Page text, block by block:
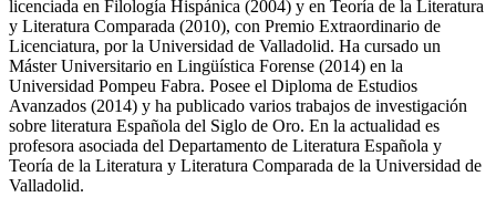
licenciada en Filología Hispánica (2004) y en Teoría de la Literatura
y Literatura Comparada (2010), con Premio Extraordinario de
Licenciatura, por la Universidad de Valladolid. Ha cursado un
Máster Universitario en Lingüística Forense (2014) en la
Universidad Pompeu Fabra. Posee el Diploma de Estudios
Avanzados (2014) y ha publicado varios trabajos de investigación
sobre literatura Española del Siglo de Oro. En la actualidad es
profesora asociada del Departamento de Literatura Española y
Teoría de la Literatura y Literatura Comparada de la Universidad de
Valladolid.